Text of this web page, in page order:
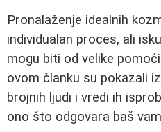
Pronalaženje idealnih
individualan proces, ali
mogu biti od velike
ovom članku su pokazali
brojnih ljudi i vredi ih
ono što odgovara baš